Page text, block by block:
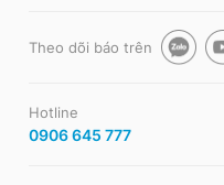
Theo dõi báo trên
Hotline
0906 645 777